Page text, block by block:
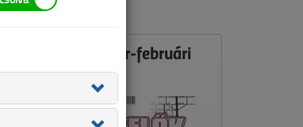
a VL 2010. január-februári
jelent meg.